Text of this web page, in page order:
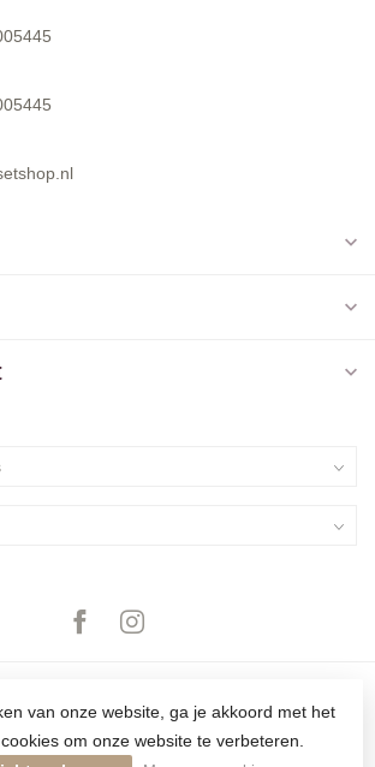
van onze website, ga je akkoord met het
om onze website te verbeteren.